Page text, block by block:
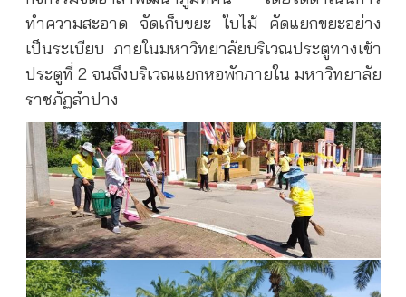
ทำความสะอาด จัดเก็บขยะ ใบไม้ คัดแยกขยะอย่าง
เป็นระเบียบ ภายในมหาวิทยาลัยบริเวณประตูทางเข้า
ประตูที่ 2 จนถึงบริเวณแยกหอพักภายใน มหาวิทยาลัย
ราชภัฏลำปาง